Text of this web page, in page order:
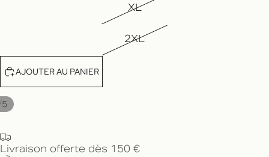
5
XL
2XL
AJOUTER AU PANIER
Livraison offerte dès 150 €